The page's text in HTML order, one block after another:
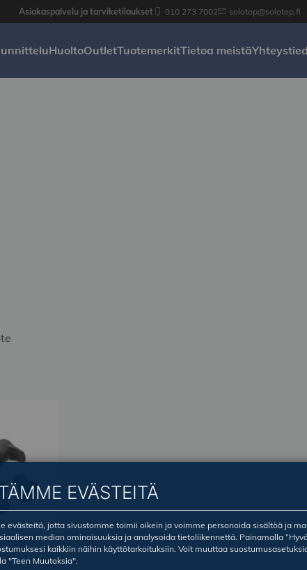
Asiakaspalvelu ja tarviketilaukset 010 273 7002 solotop@solotop.fi
HuoltoOutletTuotemerkitTietoa meistä
EVÄSTEITÄ
evästeitä, jotta sivustomme toimii oikein ja voimme personoida sisältöä ja
median ominaisuuksia ja analysoida tietoliikennettä. Painamalla
kaikkiin näihin käyttötarkoituksiin. Voit muuttaa
"Teen Muutoksia".